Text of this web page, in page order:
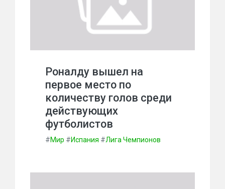
Роналду вышел на
первое место по
количеству голов среди
действующих
футболистов
#Мир #Испания #Лига Чемпионов